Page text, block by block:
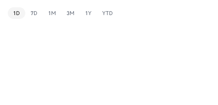
1D 7D 1M 3M 1Y YTD